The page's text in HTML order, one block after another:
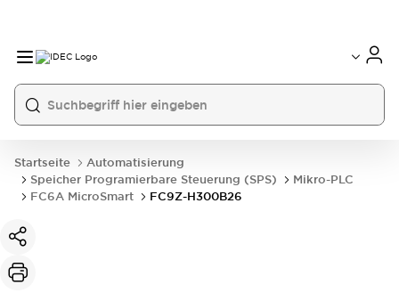
Startseite
Automatisierung
Speicher Programierbare Steuerung (SPS)
Mikro-PLC
FC6A MicroSmart
FC9Z-H300B26